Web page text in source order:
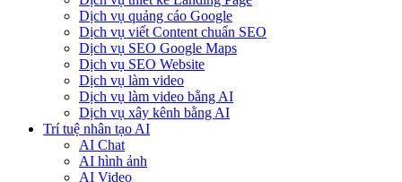
Dịch vụ quảng cáo Google
Dịch vụ viết Content chuẩn SEO
Dịch vụ SEO Google Maps
Dịch vụ SEO Website
Dịch vụ làm video
Dịch vụ làm video bằng AI
Dịch vụ xây kênh bằng AI
Trí tuệ nhân tạo AI
AI Chat
AI hình ảnh
AI Video